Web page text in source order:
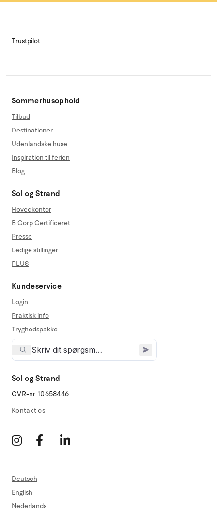
Trustpilot
Sommerhusophold
Tilbud
Destinationer
Udenlandske huse
Inspiration til ferien
Blog
Sol og Strand
Hovedkontor
B Corp Certificeret
Presse
Ledige stillinger
PLUS
Kundeservice
Login
Praktisk info
Tryghedspakke
Sol og Strand
CVR-nr 10658446
Kontakt os
Deutsch
English
Nederlands